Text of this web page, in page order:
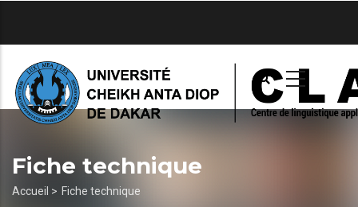
principal
Fiche technique
Fil
Accueil > Fiche technique